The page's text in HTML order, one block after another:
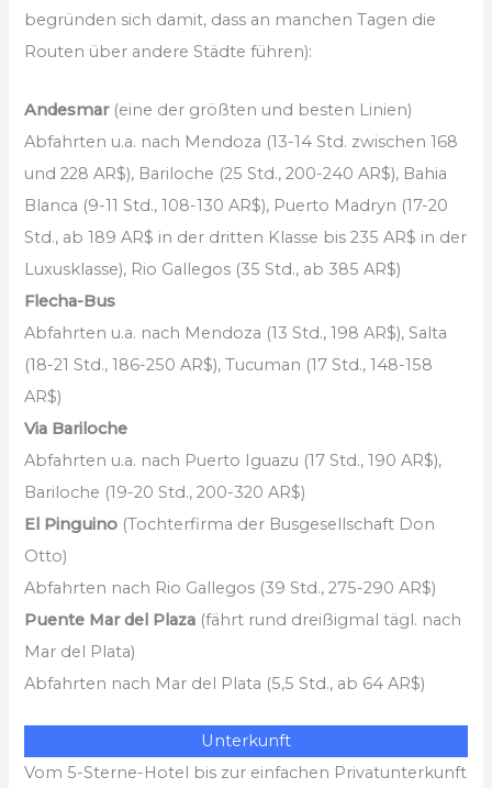
begründen sich damit, dass an manchen Tagen die
Routen über andere Städte führen):
Andesmar(eine der größten und besten Linien)
Abfahrten u.a. nach Mendoza (13-14 Std. zwischen 168
und 228 AR$), Bariloche (25 Std., 200-240 AR$), Bahia
Blanca (9-11 Std., 108-130 AR$), Puerto Madryn (17-20
Std., ab 189 AR$ in der dritten Klasse bis 235 AR$ in der
Luxusklasse), Rio Gallegos (35 Std., ab 385 AR$)
Flecha-Bus
Abfahrten u.a. nach Mendoza (13 Std., 198 AR$), Salta
(18-21 Std., 186-250 AR$), Tucuman (17 Std., 148-158
AR$)
Via Bariloche
Abfahrten u.a. nach Puerto Iguazu (17 Std., 190 AR$),
Bariloche (19-20 Std., 200-320 AR$)
El Pinguino (Tochterfirma der Busgesellschaft Don
Otto)
Abfahrten nach Rio Gallegos (39 Std., 275-290 AR$)
Puente Mar del Plaza (fährt rund dreißigmal tägl. nach
Mar del Plata)
Abfahrten nach Mar del Plata (5,5 Std., ab 64 AR$)
Unterkunft
Vom 5-Sterne-Hotel bis zur einfachen Privatunterkunft